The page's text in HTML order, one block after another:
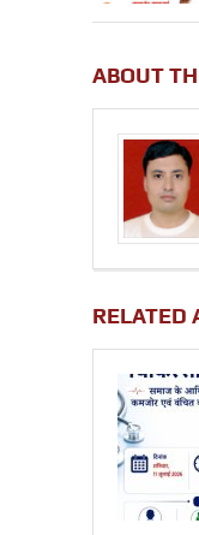
ABOUT
RELATED